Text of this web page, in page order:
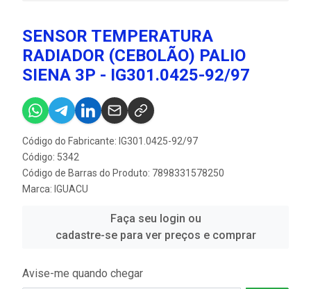
SENSOR TEMPERATURA
RADIADOR (CEBOLÃO) PALIO
SIENA 3P - IG301.0425-92/97
Código do Fabricante: IG301.0425-92/97
Código: 5342
Código de Barras do Produto: 7898331578250
Marca: IGUACU
Faça seu login ou
cadastre-se para ver preços e comprar
Avise-me quando chegar